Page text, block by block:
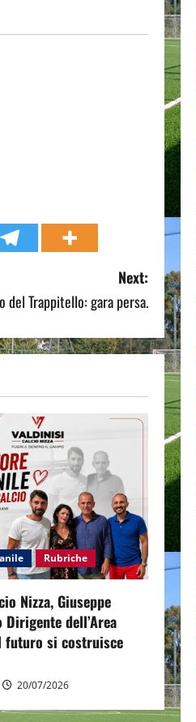
Next:
del Trappitello: gara persa.
Rubriche
Nizza, Giuseppe
Dirigente dell’Area
futuro si costruisce
20/07/2026